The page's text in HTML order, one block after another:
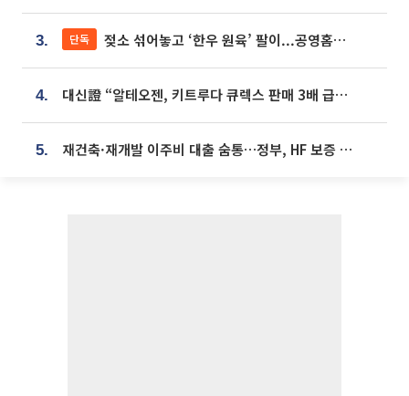
3. 단독 젖소 섞어놓고 ‘한우 원육’ 팔이...공영홈쇼핑 표기·검증 구멍
4. 대신證 “알테오젠, 키트루다 큐렉스 판매 3배 급증…목표가 41만원 상향”
5. 재건축·재개발 이주비 대출 숨통…정부, HF 보증 신설 추진